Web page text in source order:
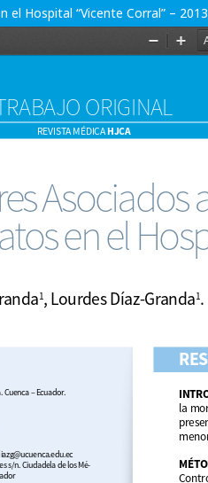
Hospital “Vicente Corral” – 2013